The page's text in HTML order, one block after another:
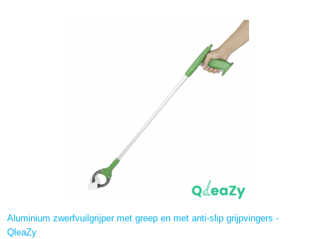
Aluminium zwerfvuilgrijper met greep en met anti-slip grijpvingers -
QleaZy